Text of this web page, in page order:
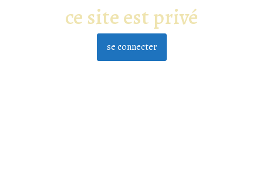
ce site est privé
se connecter